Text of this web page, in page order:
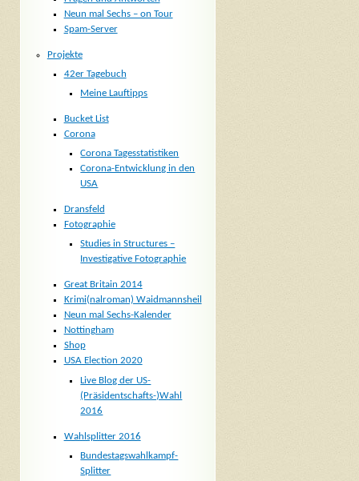
Neun mal Sechs – on Tour
Spam-Server
Projekte
42er Tagebuch
Meine Lauftipps
Bucket List
Corona
Corona Tagesstatistiken
Corona-Entwicklung in den
USA
Dransfeld
Fotographie
Studies in Structures –
Investigative Fotographie
Great Britain 2014
Krimi(nalroman) Waidmannsheil
Neun mal Sechs-Kalender
Nottingham
Shop
USA Election 2020
Live Blog der US-
(Präsidentschafts-)Wahl
2016
Wahlsplitter 2016
Bundestagswahlkampf-
Splitter